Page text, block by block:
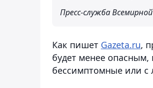
Пресс-служба
Как пишет Gazeta.ru,
будет менее
бессимптомные или